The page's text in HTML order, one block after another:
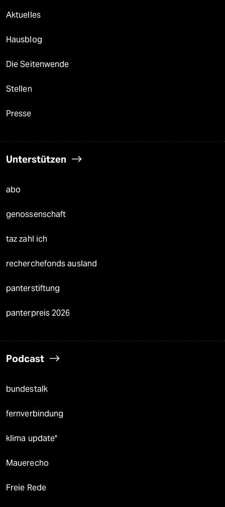
Aktuelles
Hausblog
Die Seitenwende
Stellen
Presse
Unterstützen
abo
genossenschaft
taz zahl ich
recherchefonds ausland
panterstiftung
panterpreis 2026
Podcast
bundestalk
fernverbindung
klima update°
Mauerecho
Freie Rede